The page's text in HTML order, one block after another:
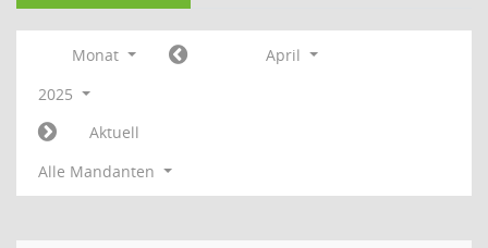
Monat
April
2025
Aktuell
Alle Mandanten